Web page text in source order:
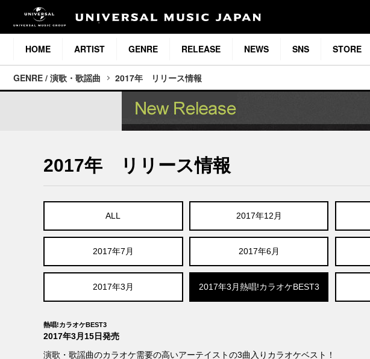
HOME ARTIST GENRE RELEASE NEWS SNS STORE
GENRE / 演歌・歌謡曲 2017年 リリース情報
2017年 リリース情報
ALL 2017年12月
2017年7月 2017年6月
2017年3月 2017年3月熱唱!カラオケBEST3
熱唱!カラオケBEST3
2017年3月15日発売
演歌・歌謡曲のカラオケ需要の高いアーテイストの3曲入りカラオケベスト！